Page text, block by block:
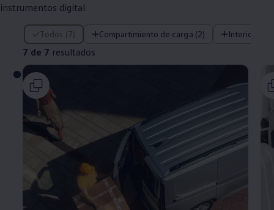
instrumentos digital.
Todos (7) Compartimiento de carga (2) Interior (2)
7 de 7 resultados
7 de 7 resultados